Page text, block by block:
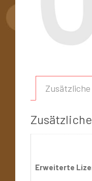
Erweiterte